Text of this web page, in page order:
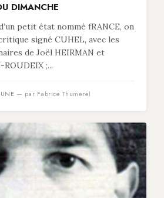
DIMANCHE
petit état nommé fRANCE, on
signé CUHEL, avec les
de Joël HEIRMAN et
;...
UNE — par Fabrice Thumerel